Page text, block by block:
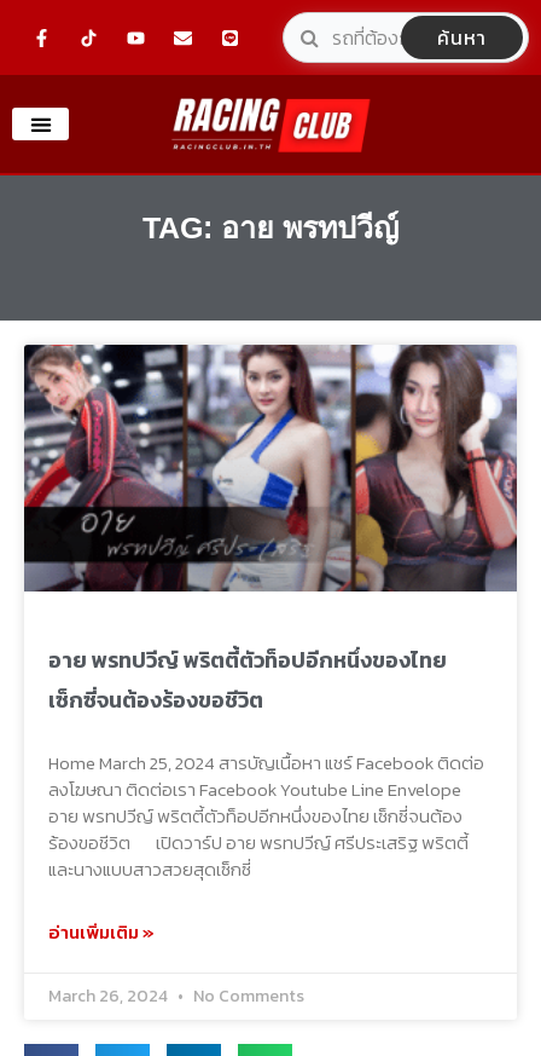
F
a
e
o
o
-
o
t
n
e
l
o
p
e
L
i
e
ค้นหา
TAG: อาย พรทปวีญ์
อาย พรทปวีญ์ พริตตี้ตัวท็อปอีกหนึ่งของไทย
เซ็กซี่จนต้องร้องขอชีวิต
Home March 25, 2024 สารบัญเนื้อหา แชร์ Facebook ติดต่อ
ลงโฆษณา ติดต่อเรา Facebook Youtube Line Envelope
อาย พรทปวีญ์ พริตตี้ตัวท็อปอีกหนึ่งของไทย เซ็กซี่จนต้อง
ร้องขอชีวิต เปิดวาร์ป อาย พรทปวีญ์ ศรีประเสริฐ พริตตี้
และนางแบบสาวสวยสุดเซ็กซี่
อ่านเพิ่มเติม »
March 26, 2024 No Comments